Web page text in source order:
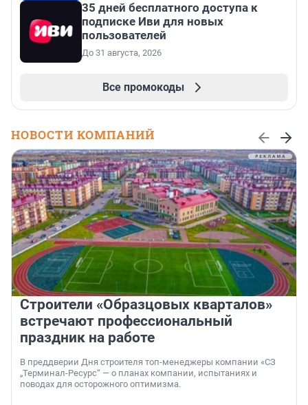
35 дней бесплатного доступа к
подписке Иви для новых
пользователей
До 31 августа, 2026
Все промокоды
НОВОСТИ КОМПАНИЙ
Строители «Образцовых кварталов»
встречают профессиональный
праздник на работе
В преддверии Дня строителя топ-менеджеры компании «СЗ
„Терминал-Ресурс“ — о планах компании, испытаниях и
поводах для осторожного оптимизма.